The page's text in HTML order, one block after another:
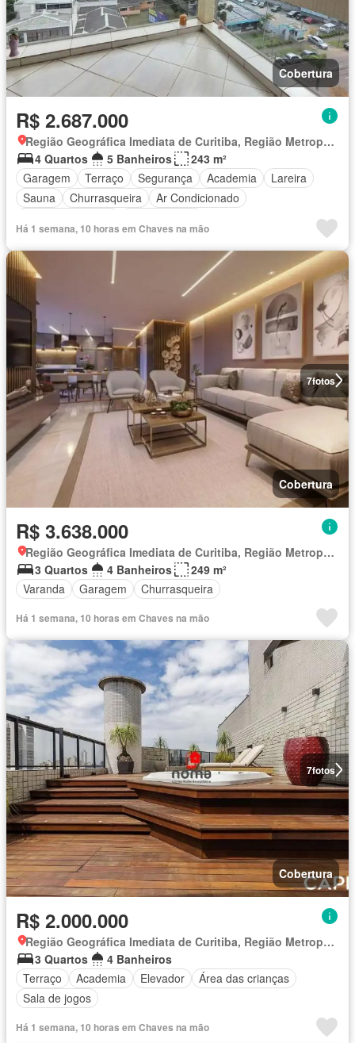
Cobertura
R$ 2.687.000
Região Geográfica Imediata de Curitiba, Região Metropolitana de Curitiba
4 Quartos
5 Banheiros
243 m²
Garagem
Terraço Segurança Academia
Lareira
Sauna
Churrasqueira
Ar Condicionado
Há 1 semana, 10 horas em Chaves na mão
7fotos
Cobertura
R$ 3.638.000
Região Geográfica Imediata de Curitiba, Região Metropolitana de Curitiba
3 Quartos
4 Banheiros
249 m²
Varanda
Garagem Churrasqueira
Há 1 semana, 10 horas em Chaves na mão
7fotos
Cobertura
R$ 2.000.000
Região Geográfica Imediata de Curitiba, Região Metropolitana de Curitiba
3 Quartos
4 Banheiros
Terraço
Academia Elevador
Área das crianças
Sala de jogos
Há 1 semana, 10 horas em Chaves na mão